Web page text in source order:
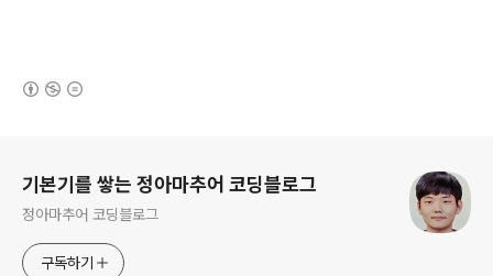
기본기를 쌓는 정아마추어 코딩블로그
정아마추어 코딩블로그
구독하기